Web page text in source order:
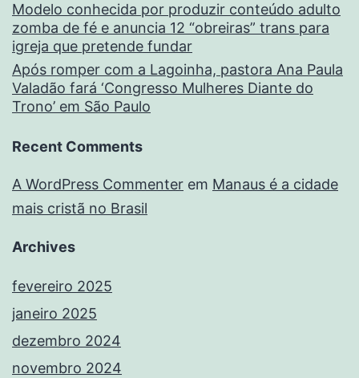
Modelo conhecida por produzir conteúdo adulto
zomba de fé e anuncia 12 “obreiras” trans para
igreja que pretende fundar
Após romper com a Lagoinha, pastora Ana Paula
Valadão fará ‘Congresso Mulheres Diante do
Trono’ em São Paulo
Recent Comments
A WordPress Commenter em Manaus é a cidade
mais cristã no Brasil
Archives
fevereiro 2025
janeiro 2025
dezembro 2024
novembro 2024